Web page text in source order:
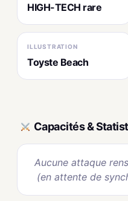
HIGH-TECH rare
ILLUSTRATION
Toyste Beach
Capacités &
Aucune attaque
(en attente de